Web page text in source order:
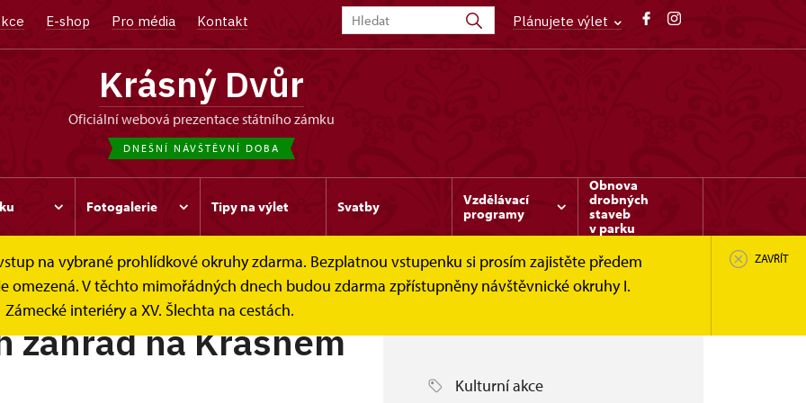
E-shop Pro média Kontakt Plánujete výlet
Krásný Dvůr
oficiální webová prezentace státního zámku
DNEŠNÍ NÁVŠTĚVNÍ DOBA
Fotogalerie Tipy na výlet Svatby
Vzdělávací
programy
Obnova
drobných
staveb
v parku
na vybrané prohlídkové okruhy zdarma. Bezplatnou vstupenku si prosím zajistěte předem
V těchto mimořádných dnech budou zdarma zpřístupněny návštěvnické okruhy I.
Zámecké interiéry a XV. Šlechta na cestách.
ZAVŘÍT
na...
zahrad na Krásném
Kulturní akce